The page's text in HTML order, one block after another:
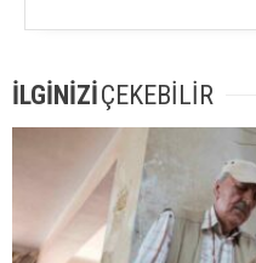
İLGİNİZİÇEKEBİLİR